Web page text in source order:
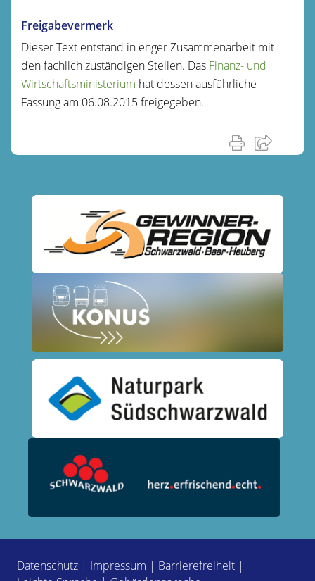
Freigabevermerk
Dieser Text entstand in enger Zusammenarbeit mit
den fachlich zuständigen Stellen. Das Finanz- und
Wirtschaftsministerium hat dessen ausführliche
Fassung am 06.08.2015 freigegeben.
Datenschutz | Impressum | Barrierefreiheit |